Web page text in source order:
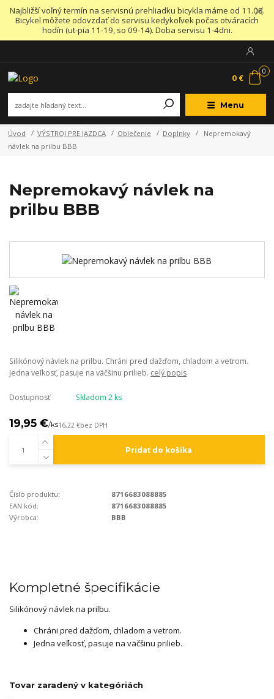
Najbližší voľný termín na servisnú prehliadku bicykla máme od 11.08.
Bicykel môžete odovzdať do servisu kedykoľvek počas otváracích
hodín (ut-pia 11-19, so 09-14). Doba servisu 1-4dni.
Menu
0
0 €
Úvod VÝSTROJ PRE JAZDCA Oblečenie Doplnky
Nepremokavý
návlek na prilbu BBB
Nepremokavý návlek na
prilbu BBB
Silikónový návlek na prilbu. Chráni pred dažďom, chladom a vetrom.
Jedna veľkosť, pasuje na väčšinu prilieb. celý popis
Dostupnosť Skladom 2 ks
19,95 €/ks16,22 €bez DPH
Pridať do košíka
Číslo produktu:
8716683088885
EAN kód:
8716683088885
Výrobca:
BBB
Kompletné špecifikácie
Silikónový návlek na prilbu.
Chráni pred dažďom, chladom a vetrom.
Jedna veľkosť, pasuje na väčšinu prilieb.
Tovar zaradený v kategóriách